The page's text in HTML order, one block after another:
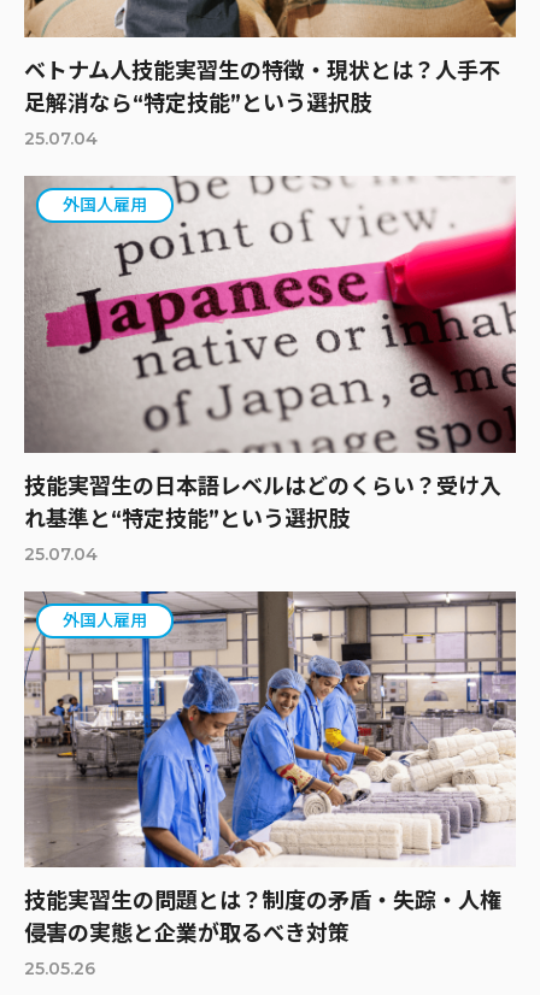
ベトナム人技能実習生の特徴・現状とは？人手不
足解消なら“特定技能”という選択肢
25.07.04
外国人雇用
技能実習生の日本語レベルはどのくらい？受け入
れ基準と“特定技能”という選択肢
25.07.04
外国人雇用
技能実習生の問題とは？制度の矛盾・失踪・人権
侵害の実態と企業が取るべき対策
25.05.26